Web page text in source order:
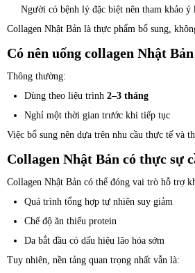
Người có bệnh lý đặc biệt nên tham khảo ý
Collagen Nhật Bản là thực phẩm bổ sung,
Có nên uống collagen Nhật
Thông thường:
Dùng theo liệu trình 2–3 tháng
Nghỉ một thời gian trước khi tiếp tục
Việc bổ sung nên dựa trên nhu cầu thực tế và
Collagen Nhật Bản có thực sự
Collagen Nhật Bản có thể đóng vai trò hỗ trợ
Quá trình tổng hợp tự nhiên suy giảm
Chế độ ăn thiếu protein
Da bắt đầu có dấu hiệu lão hóa sớm
Tuy nhiên, nền tảng quan trọng nhất vẫn là: